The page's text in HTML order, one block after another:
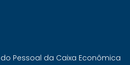
Pessoal da Caixa Econômica